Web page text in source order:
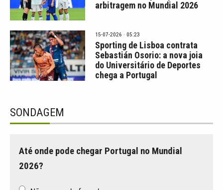
arbitragem no Mundial 2026
15-07-2026 · 05:23
Sporting de Lisboa contrata
Sebastián Osorio: a nova joia
do Universitário de Deportes
chega a Portugal
SONDAGEM
Até onde pode chegar Portugal no Mundial
2026?